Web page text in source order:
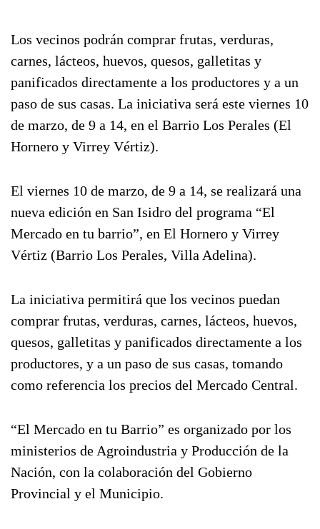
Los vecinos podrán comprar frutas, verduras,
carnes, lácteos, huevos, quesos, galletitas y
panificados directamente a los productores y a un
paso de sus casas. La iniciativa será este viernes 10
de marzo, de 9 a 14, en el Barrio Los Perales (El
Hornero y Virrey Vértiz).
El viernes 10 de marzo, de 9 a 14, se realizará una
nueva edición en San Isidro del programa “El
Mercado en tu barrio”, en El Hornero y Virrey
Vértiz (Barrio Los Perales, Villa Adelina).
La iniciativa permitirá que los vecinos puedan
comprar frutas, verduras, carnes, lácteos, huevos,
quesos, galletitas y panificados directamente a los
productores, y a un paso de sus casas, tomando
como referencia los precios del Mercado Central.
“El Mercado en tu Barrio” es organizado por los
ministerios de Agroindustria y Producción de la
Nación, con la colaboración del Gobierno
Provincial y el Municipio.